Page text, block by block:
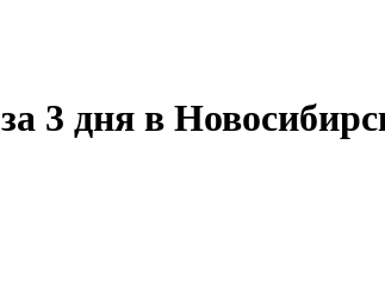
3 дня в